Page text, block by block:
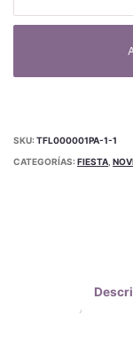
Angel
SKU:TFL000001PA-1-1
CATEGORÍAS:FIESTA